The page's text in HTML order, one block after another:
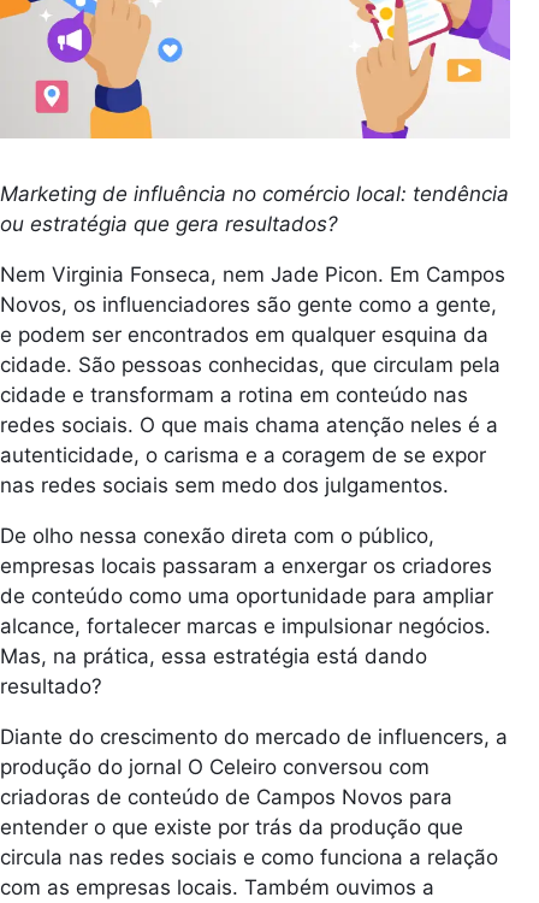
Marketing de influência no comércio local: tendência
ou estratégia que gera resultados?
Nem Virginia Fonseca, nem Jade Picon. Em Campos
Novos, os influenciadores são gente como a gente,
e podem ser encontrados em qualquer esquina da
cidade. São pessoas conhecidas, que circulam pela
cidade e transformam a rotina em conteúdo nas
redes sociais. O que mais chama atenção neles é a
autenticidade, o carisma e a coragem de se expor
nas redes sociais sem medo dos julgamentos.
De olho nessa conexão direta com o público,
empresas locais passaram a enxergar os criadores
de conteúdo como uma oportunidade para ampliar
alcance, fortalecer marcas e impulsionar negócios.
Mas, na prática, essa estratégia está dando
resultado?
Diante do crescimento do mercado de influencers, a
produção do jornal O Celeiro conversou com
criadoras de conteúdo de Campos Novos para
entender o que existe por trás da produção que
circula nas redes sociais e como funciona a relação
com as empresas locais. Também ouvimos a